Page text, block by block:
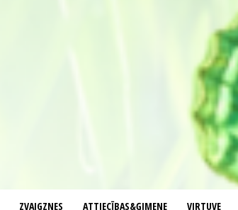
ZVAIGZNES ATTIECĪBAS&ĢIMENE VIRTUVE